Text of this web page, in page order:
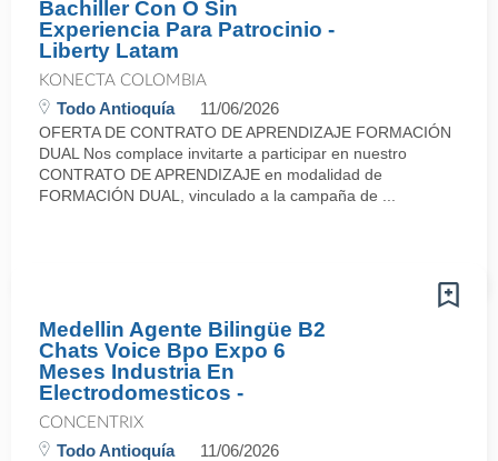
Bachiller Con O Sin
Experiencia Para Patrocinio -
Liberty Latam
KONECTA COLOMBIA
Todo Antioquía 11/06/2026
OFERTA DE CONTRATO DE APRENDIZAJE FORMACIÓN
DUAL Nos complace invitarte a participar en nuestro
CONTRATO DE APRENDIZAJE en modalidad de
FORMACIÓN DUAL, vinculado a la campaña de ...
Medellin Agente Bilingüe B2
Chats Voice Bpo Expo 6
Meses Industria En
Electrodomesticos -
CONCENTRIX
Todo Antioquía 11/06/2026